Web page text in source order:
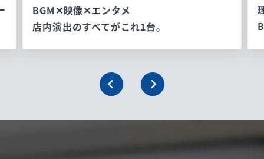
BGM✕映像✕エンタメ
店内演出のすべてがこれ1台。